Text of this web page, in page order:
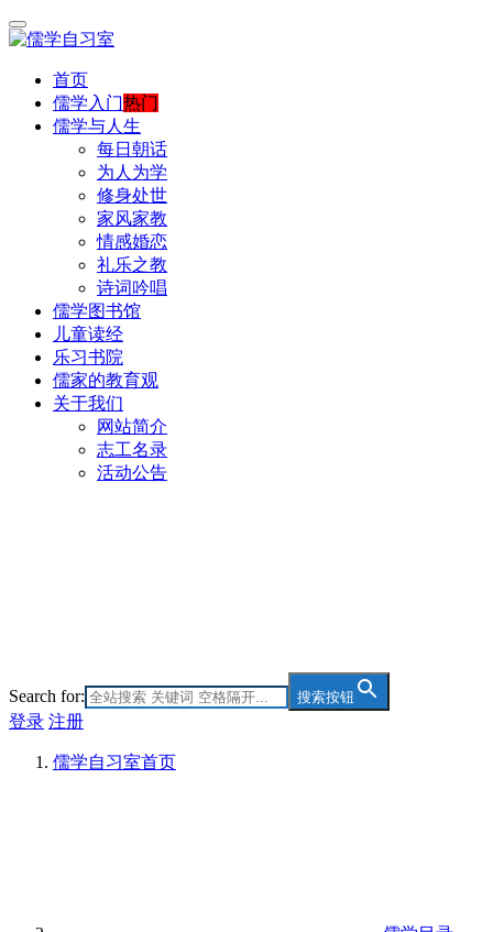
首页
儒学入门热门
儒学与人生
每日朝话
为人为学
修身处世
家风家教
情感婚恋
礼乐之教
诗词吟唱
儒学图书馆
儿童读经
乐习书院
儒家的教育观
关于我们
网站简介
志工名录
活动公告
Search for: 搜索按钮
登录 注册
儒学自习室首页